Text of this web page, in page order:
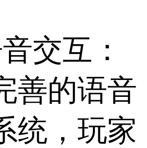
交互：
善的语音
统，玩家